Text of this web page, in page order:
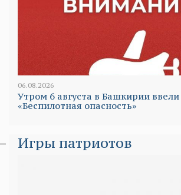
06.08.2026
Утром 6 августа в Башкирии
«Беспилотная опасность»
Игры патриотов